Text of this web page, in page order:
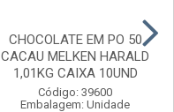
CHOCOLATE EM PO 50
CACAU MELKEN HARALD
1,01KG CAIXA 10UND
Código: 39600
Embalagem: Unidade